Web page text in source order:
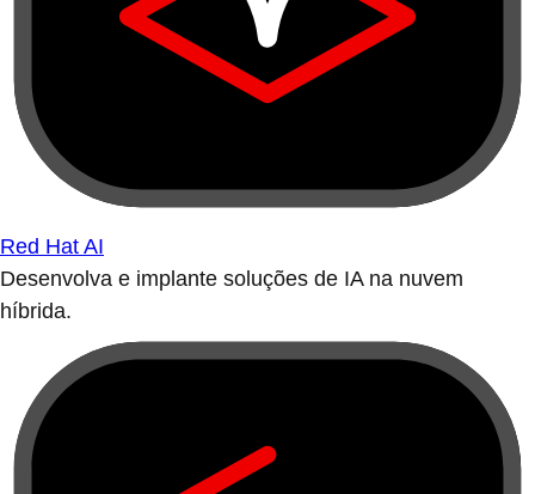
Red Hat AI
Desenvolva e implante soluções de IA na nuvem
híbrida.